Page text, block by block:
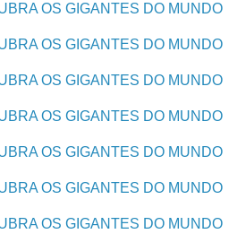
OS GIGANTES DO MUNDO
OS GIGANTES DO MUNDO
OS GIGANTES DO MUNDO
OS GIGANTES DO MUNDO
OS GIGANTES DO MUNDO
OS GIGANTES DO MUNDO
OS GIGANTES DO MUNDO